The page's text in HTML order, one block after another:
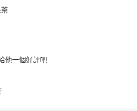
他一個好評吧